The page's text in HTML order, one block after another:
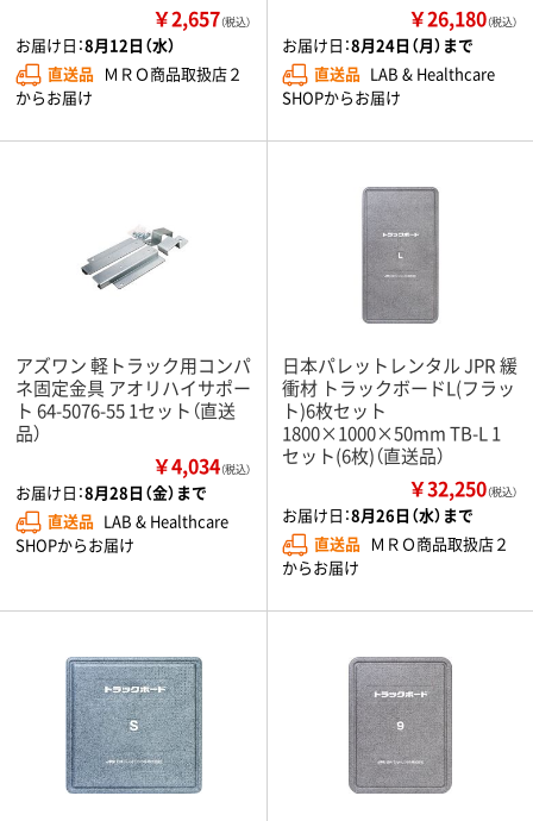
￥2,657（税込）
お届け日：8月12日（水）
直送品 ＭＲＯ商品取扱店２
からお届け
￥26,180（税込）
お届け日：8月24日（月）まで
直送品 LAB & Healthcare
SHOPからお届け
アズワン 軽トラック用コンパ
ネ固定金具 アオリハイサポー
ト 64-5076-55 1セット（直送
品）
￥4,034（税込）
お届け日：8月28日（金）まで
直送品 LAB & Healthcare
SHOPからお届け
日本パレットレンタル JPR 緩
衝材 トラックボードL(フラッ
ト)6枚セット
1800×1000×50mm TB-L 1
セット(6枚)（直送品）
￥32,250（税込）
お届け日：8月26日（水）まで
直送品 ＭＲＯ商品取扱店２
からお届け